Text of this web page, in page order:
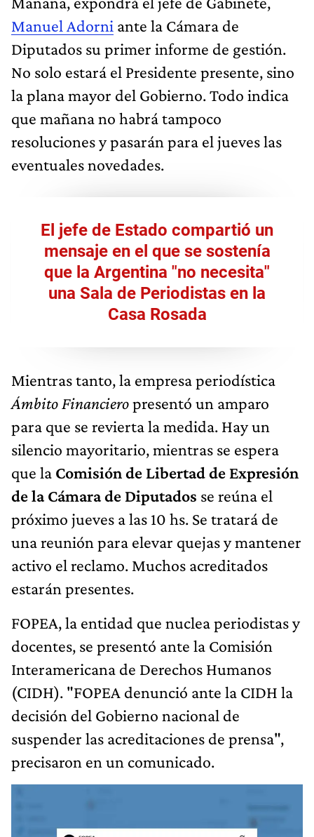
Manuel Adorni ante la Cámara de
Diputados su primer informe de gestión.
No solo estará el Presidente presente, sino
la plana mayor del Gobierno. Todo indica
que mañana no habrá tampoco
resoluciones y pasarán para el jueves las
eventuales novedades.
El jefe de Estado compartió un
mensaje en el que se sostenía
que la Argentina "no necesita"
una Sala de Periodistas en la
Casa Rosada
Mientras tanto, la empresa periodística
Ámbito Financieropresentó un amparo
para que se revierta la medida. Hay un
silencio mayoritario, mientras se espera
que la Comisión de Libertad de Expresión
de la Cámara de Diputados se reúna el
próximo jueves a las 10 hs. Se tratará de
una reunión para elevar quejas y mantener
activo el reclamo. Muchos acreditados
estarán presentes.
FOPEA, la entidad que nuclea periodistas y
docentes, se presentó ante la Comisión
Interamericana de Derechos Humanos
(CIDH). "FOPEA denunció ante la CIDH la
decisión del Gobierno nacional de
suspender las acreditaciones de prensa",
precisaron en un comunicado.